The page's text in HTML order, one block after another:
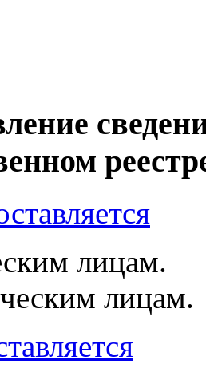
лицам.
лицам.